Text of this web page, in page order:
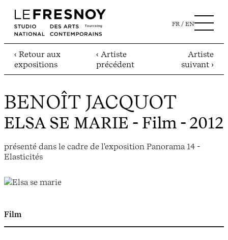
FR EN
‹ Retour aux
expositions
‹ Artiste
précédent
Artiste
suivant ›
BENOÎT JACQUOT
ELSA SE MARIE - Film - 2012
présenté dans le cadre de l'exposition Panorama 14 -
Elasticités
Film